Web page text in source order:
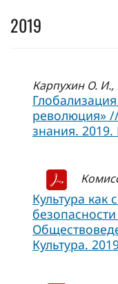
2019
Карпухин О.
революция»
знания.
Культура как
Культура.